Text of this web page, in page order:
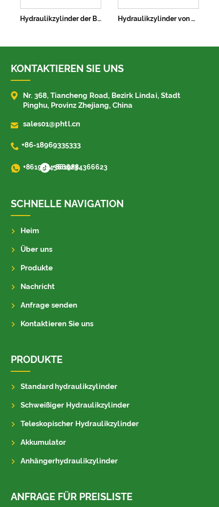
Hydraulikzylinder der Baggerbefestigung Hydraulikzylinder von Mini -Ausgrabungen
KONTAKTIEREN SIE UNS

Nr. 368, Tiancheng Road, Bezirk Lindai, Stadt
Pinghu, Provinz Zhejiang, China
 sales01@phtl.cn
 +86-18969335333
+8619884366623+8619884366623
SCHNELLE NAVIGATION
Heim
Über uns
Produkte
Nachricht
Anfrage senden
Kontaktieren Sie uns
PRODUKTE
Standardhydraulikzylinder
Schweißiger Hydraulikzylinder
Teleskopischer Hydraulikzylinder
Akkumulator
Anhängerhydraulikzylinder
ANFRAGE FÜR PREISLISTE